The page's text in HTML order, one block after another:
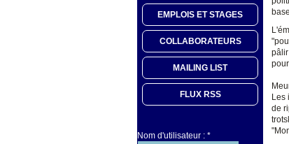
EMPLOIS ET STAGES
COLLABORATEURS
MAILING LIST
FLUX RSS
Nom d'utilisateur : *
Les
de